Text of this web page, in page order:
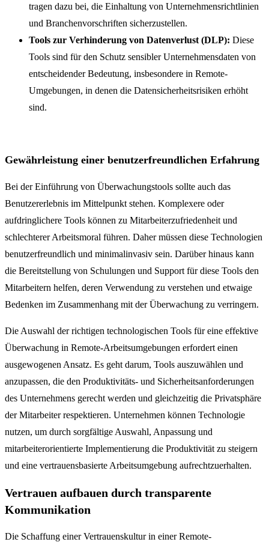
tragen dazu bei, die Einhaltung von Unternehmensrichtlinien
und Branchenvorschriften sicherzustellen.
Tools zur Verhinderung von Datenverlust (DLP): Diese
Tools sind für den Schutz sensibler Unternehmensdaten von
entscheidender Bedeutung, insbesondere in Remote-
Umgebungen, in denen die Datensicherheitsrisiken erhöht
sind.
Gewährleistung einer benutzerfreundlichen Erfahrung
Bei der Einführung von Überwachungstools sollte auch das
Benutzererlebnis im Mittelpunkt stehen. Komplexere oder
aufdringlichere Tools können zu Mitarbeiterzufriedenheit und
schlechterer Arbeitsmoral führen. Daher müssen diese Technologien
benutzerfreundlich und minimalinvasiv sein. Darüber hinaus kann
die Bereitstellung von Schulungen und Support für diese Tools den
Mitarbeitern helfen, deren Verwendung zu verstehen und etwaige
Bedenken im Zusammenhang mit der Überwachung zu verringern.
Die Auswahl der richtigen technologischen Tools für eine effektive
Überwachung in Remote-Arbeitsumgebungen erfordert einen
ausgewogenen Ansatz. Es geht darum, Tools auszuwählen und
anzupassen, die den Produktivitäts- und Sicherheitsanforderungen
des Unternehmens gerecht werden und gleichzeitig die Privatsphäre
der Mitarbeiter respektieren. Unternehmen können Technologie
nutzen, um durch sorgfältige Auswahl, Anpassung und
mitarbeiterorientierte Implementierung die Produktivität zu steigern
und eine vertrauensbasierte Arbeitsumgebung aufrechtzuerhalten.
Vertrauen aufbauen durch transparente
Kommunikation
Die Schaffung einer Vertrauenskultur in einer Remote-